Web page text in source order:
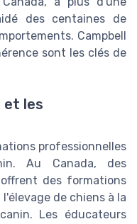
des centaines de
Campbell
sont les clés de
et les
professionnelles
Au Canada, des
des formations
de chiens à la
Les éducateurs